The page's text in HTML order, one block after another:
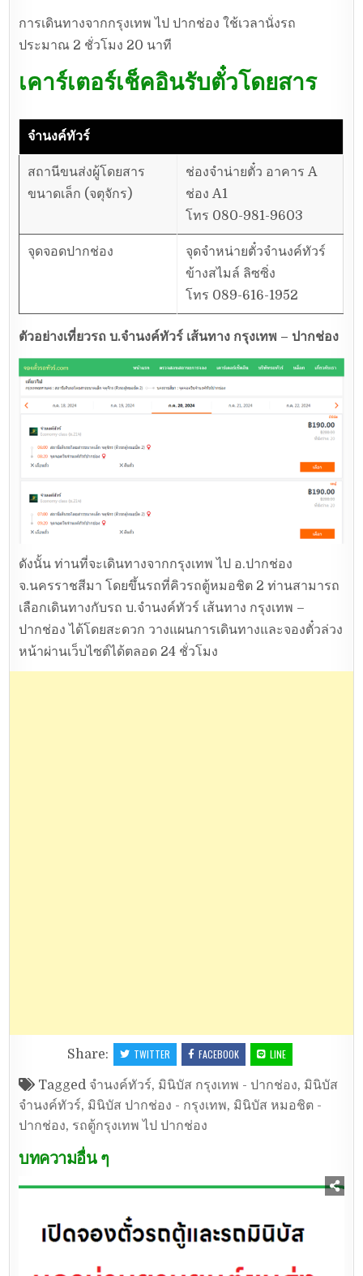
การเดินทางจากกรุงเทพ ไป ปากช่อง ใช้เวลานั่งรถ
ประมาณ 2 ชั่วโมง 20 นาที
เคาร์เตอร์เช็คอินรับตั๋วโดยสาร
จำนงค์ทัวร์
สถานีขนส่งผู้โดยสาร
ขนาดเล็ก (จตุจักร)
ช่องจำน่ายตั๋ว อาคาร A
ช่อง A1
โทร 080-981-9603
จุดจอดปากช่อง
จุดจำหน่ายตั๋วจำนงค์ทัวร์
ข้างสไมล์ ลิซซิ่ง
โทร 089-616-1952
ตัวอย่างเที่ยวรถ บ.จำนงค์ทัวร์ เส้นทาง กรุงเทพ – ปากช่อง
ดังนั้น ท่านที่จะเดินทางจากกรุงเทพ ไป อ.ปากช่อง
จ.นครราชสีมา โดยขึ้นรถที่คิวรถตู้หมอชิต 2 ท่านสามารถ
เลือกเดินทางกับรถ บ.จำนงค์ทัวร์ เส้นทาง กรุงเทพ –
ปากช่อง ได้โดยสะดวก วางแผนการเดินทางและจองตั๋วล่วง
หน้าผ่านเว็บไซต์ได้ตลอด 24 ชั่วโมง
Share: TWITTER FACEBOOK LINE
Tagged จำนงค์ทัวร์, มินิบัส กรุงเทพ - ปากช่อง, มินิบัส
จำนงค์ทัวร์, มินิบัส ปากช่อง - กรุงเทพ, มินิบัส หมอชิต -
ปากช่อง, รถตู้กรุงเทพ ไป ปากช่อง
บทความอื่น ๆ